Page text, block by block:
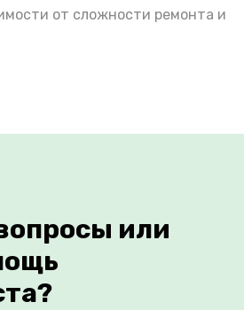
от сложности ремонта и
или